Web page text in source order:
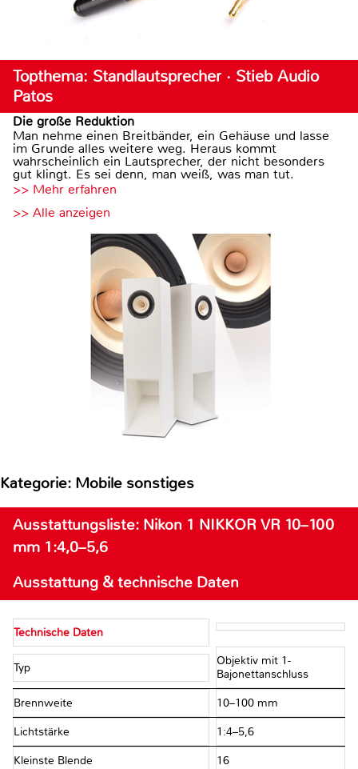
Topthema: Standlautsprecher · Stieb Audio
Patos
Die große Reduktion
Man nehme einen Breitbänder, ein Gehäuse und lasse
im Grunde alles weitere weg. Heraus kommt
wahrscheinlich ein Lautsprecher, der nicht besonders
gut klingt. Es sei denn, man weiß, was man tut.
>> Mehr erfahren
>> Alle anzeigen
Kategorie: Mobile sonstiges
Ausstattungsliste: Nikon 1 NIKKOR VR 10–100
mm 1:4,0–5,6
Ausstattung & technische Daten
Technische Daten
Typ
Objektiv mit 1-
Bajonettanschluss
Brennweite 10–100 mm
Lichtstärke 1:4–5,6
Kleinste Blende 16